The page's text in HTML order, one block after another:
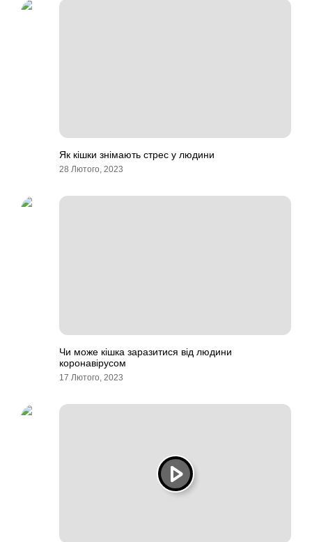
Як кішки знімають стрес у людини
28 Лютого, 2023
Чи може кішка заразитися від людини
коронавірусом
17 Лютого, 2023